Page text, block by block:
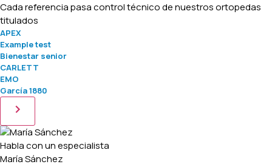
Cada referencia pasa control técnico de nuestros ortopedas
titulados
APEX
Example test
Bienestar senior
CARLETT
EMO
García 1880
Habla con un especialista
María Sánchez